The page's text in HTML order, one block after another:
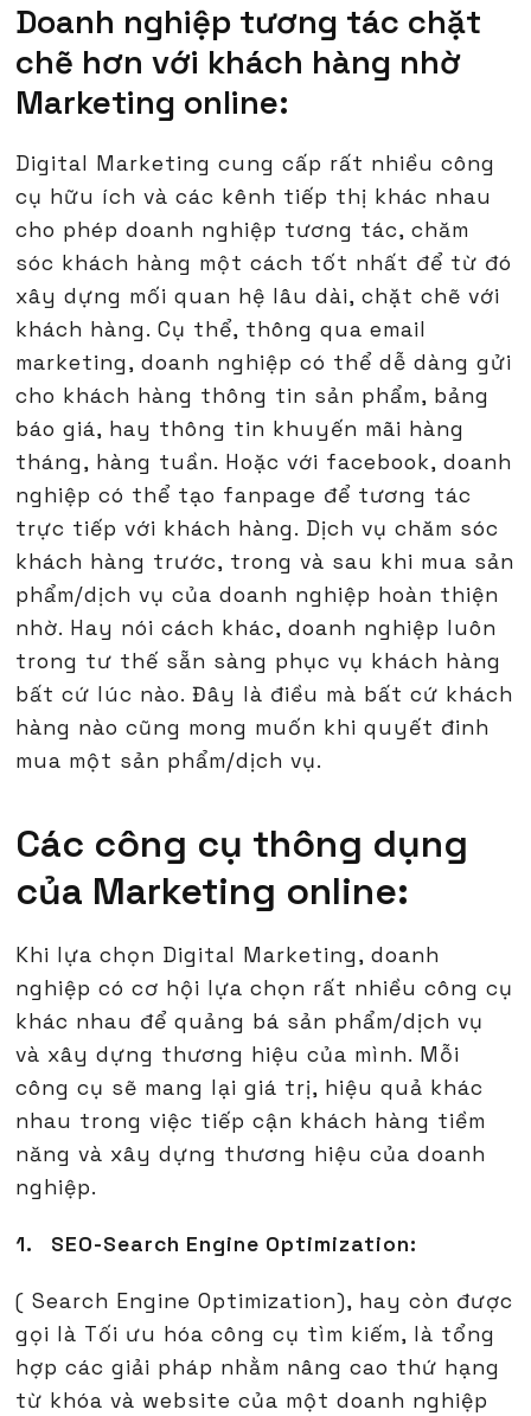
Doanh nghiệp tương tác chặt
chẽ hơn với khách hàng nhờ
Marketing online:
Digital Marketing cung cấp rất nhiều công
cụ hữu ích và các kênh tiếp thị khác nhau
cho phép doanh nghiệp tương tác, chăm
sóc khách hàng một cách tốt nhất để từ đó
xây dựng mối quan hệ lâu dài, chặt chẽ với
khách hàng. Cụ thể, thông qua email
marketing, doanh nghiệp có thể dễ dàng gửi
cho khách hàng thông tin sản phẩm, bảng
báo giá, hay thông tin khuyến mãi hàng
tháng, hàng tuần. Hoặc với facebook, doanh
nghiệp có thể tạo fanpage để tương tác
trực tiếp với khách hàng. Dịch vụ chăm sóc
khách hàng trước, trong và sau khi mua sản
phẩm/dịch vụ của doanh nghiệp hoàn thiện
nhờ. Hay nói cách khác, doanh nghiệp luôn
trong tư thế sẵn sàng phục vụ khách hàng
bất cứ lúc nào. Đây là điều mà bất cứ khách
hàng nào cũng mong muốn khi quyết đinh
mua một sản phẩm/dịch vụ.
Các công cụ thông dụng
của Marketing online:
Khi lựa chọn Digital Marketing, doanh
nghiệp có cơ hội lựa chọn rất nhiều công cụ
khác nhau để quảng bá sản phẩm/dịch vụ
và xây dựng thương hiệu của mình. Mỗi
công cụ sẽ mang lại giá trị, hiệu quả khác
nhau trong việc tiếp cận khách hàng tiềm
năng và xây dựng thương hiệu của doanh
nghiệp.
1. SEO-Search Engine Optimization:
( Search Engine Optimization), hay còn được
gọi là Tối ưu hóa công cụ tìm kiếm, là tổng
hợp các giải pháp nhằm nâng cao thứ hạng
từ khóa và website của một doanh nghiệp